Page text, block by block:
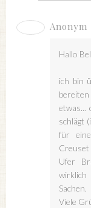
Anonym
Hallo
ich bin
etwas...
schlägt
für
Creuset
Ufer
Sachen.
Viele